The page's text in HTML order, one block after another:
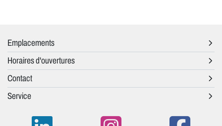
Emplacements
Horaires d'ouvertures
Contact
Service